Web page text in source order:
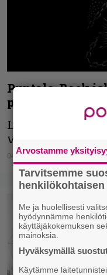
Puntala-Rock
Lempäälässä
vuoden tauon
04.05.2022 Vesa Siltanen
Arvostamme
Tarvitsemme
Me ja huolellisesti
hyödynnämme
käyttäjäkokemuksen
mainoksia.
Hyväksymällä
Käytämme